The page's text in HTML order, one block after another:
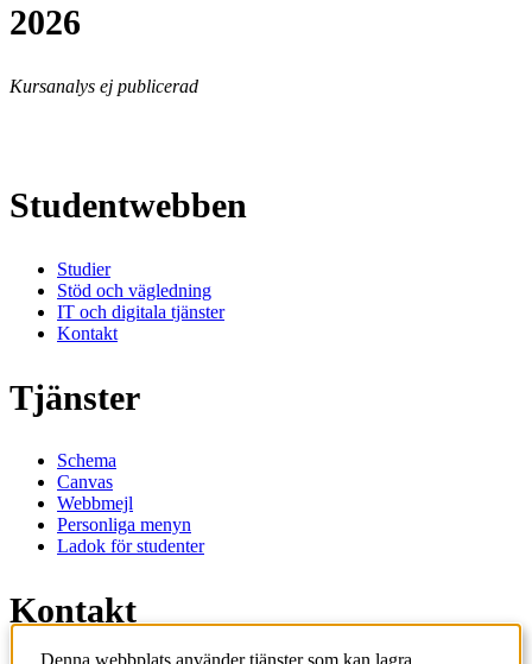
2026
Kursanalys ej publicerad
Studentwebben
Studier
Stöd och vägledning
IT och digitala tjänster
Kontakt
Tjänster
Schema
Canvas
Webbmejl
Personliga menyn
Ladok för studenter
Kontakt
Denna webbplats använder tjänster som kan lagra